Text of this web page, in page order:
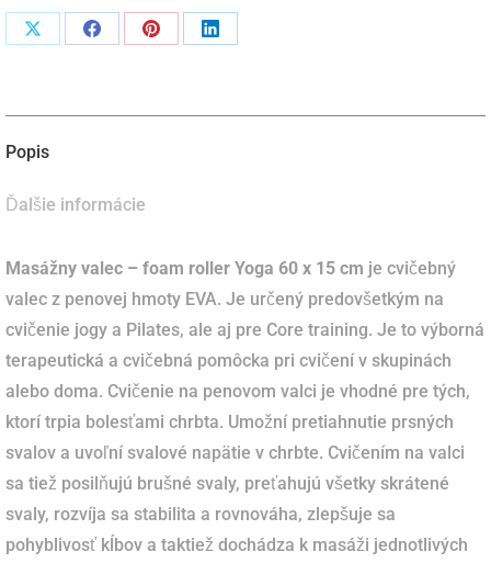
cm
Podiel Podiel Podiel Podiel
Popis
Ďalšie informácie
Masážny valec – foam roller Yoga 60 x 15 cm je cvičebný
valec z penovej hmoty EVA. Je určený predovšetkým na
cvičenie jogy a Pilates, ale aj pre Core training. Je to výborná
terapeutická a cvičebná pomôcka pri cvičení v skupinách
alebo doma. Cvičenie na penovom valci je vhodné pre tých,
ktorí trpia bolesťami chrbta. Umožní pretiahnutie prsných
svalov a uvoľní svalové napätie v chrbte. Cvičením na valci
sa tiež posilňujú brušné svaly, preťahujú všetky skrátené
svaly, rozvíja sa stabilita a rovnováha, zlepšuje sa
pohyblivosť kĺbov a taktiež dochádza k masáži jednotlivých